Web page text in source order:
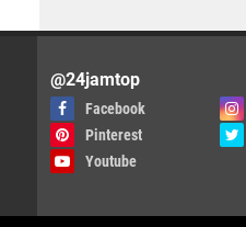
@24jamtop
Facebook
Pinterest
Youtube